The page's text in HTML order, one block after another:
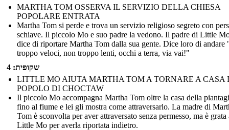
MARTHA TOM OSSERVA IL SERVIZIO DELLA CHIESA
POPOLARE ENTRATA
Martha Tom si perde e trova un servizio religioso segreto con
schiave. Il piccolo Mo e suo padre la vedono. Il padre di Little
dice di riportare Martha Tom dalla sua gente. Dice loro di andare
troppo veloci, non troppo lenti, occhi a terra, via vai!"
שקופית: 4
LITTLE MO AIUTA MARTHA TOM A TORNARE A CASA
POPOLO DI CHOCTAW
Il piccolo Mo accompagna Martha Tom oltre la casa della
fino al fiume e lei gli mostra come attraversarlo. La madre di
Tom è sconvolta per aver attraversato senza permesso, ma è grata
Little Mo per averla riportata indietro.